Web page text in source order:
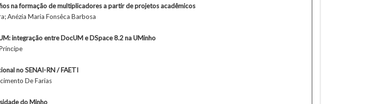
na formação de multiplicadores a partir de projetos acadêmicos
Anézia Maria Fonsêca Barbosa
integração entre DocUM e DSpace 8.2 na UMinho
no SENAI-RN / FAETI
De Farias
do Minho